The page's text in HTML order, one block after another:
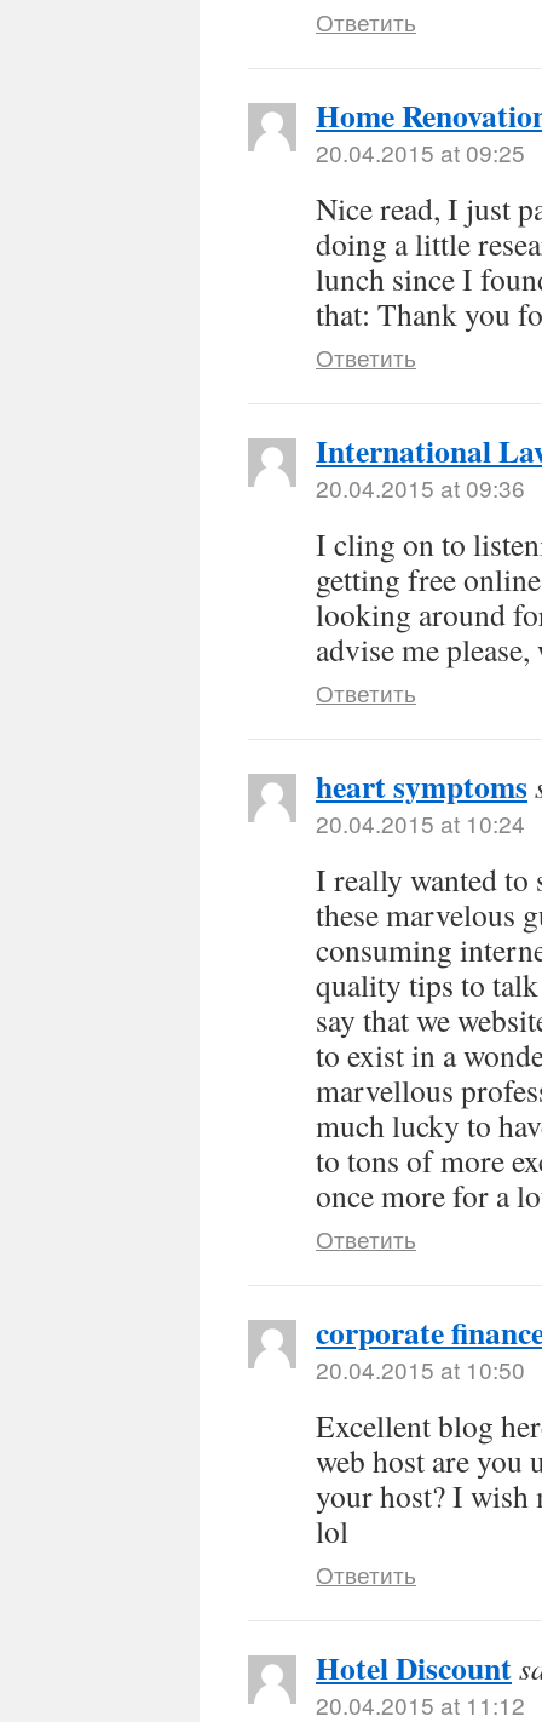
Ответить
Home
20.04.2015 at 09:25
Nice read, I just
doing a little
lunch since I
that: Thank you
Ответить
International
20.04.2015 at 09:36
I cling on to
getting free
looking around
advise me
Ответить
heart symptoms
20.04.2015 at 10:24
I really wanted to
these marvelous
consuming
quality tips to
say that we
to exist in a
marvellous
much lucky to
to tons of more
once more for a
Ответить
corporate
20.04.2015 at 10:50
Excellent blog
web host are you
your host? I wish
lol
Ответить
Hotel Discount
20.04.2015 at 11:12